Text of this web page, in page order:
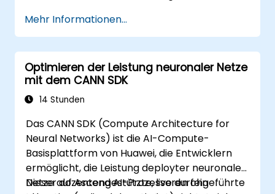
Mehr Informationen...
Optimieren der Leistung neuronaler Netze
mit dem CANN SDK
14 Stunden
Das CANN SDK (Compute Architecture for
Neural Networks) ist die AI-Compute-
Basisplattform von Huawei, die Entwicklern
ermöglicht, die Leistung deployter neuronaler
Netze auf Ascend AI-Prozessoren fein
Dieser dozentengestützte, live durchgeführte